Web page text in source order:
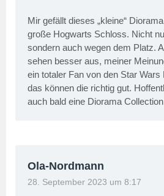
Mir gefällt dieses „kleine“
große Hogwarts Schloss. Nicht
sondern auch wegen dem Platz.
sehen besser aus, meiner
ein totaler Fan von den Star
das können die richtig gut.
auch bald eine Diorama
Ola-Nordmann
28. September 2023 um 8:17